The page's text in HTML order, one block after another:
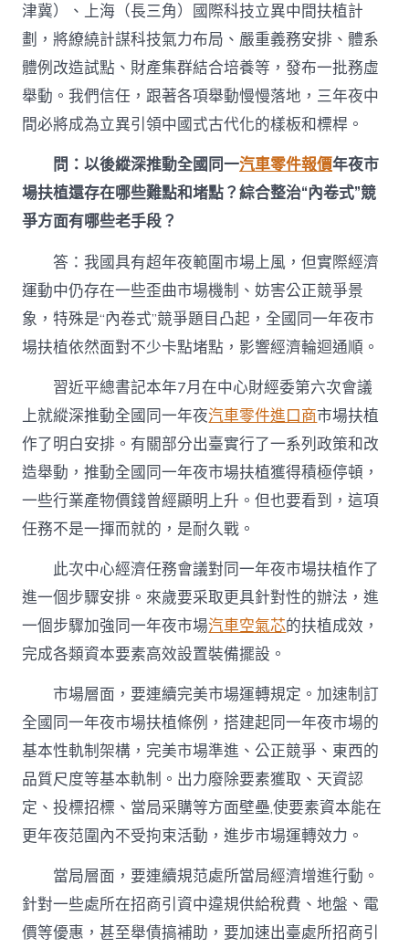
津冀）、上海（長三角）國際科技立異中間扶植計
劃，將繚繞計謀科技氣力布局、嚴重義務安排、體系
體例改造試點、財產集群結合培養等，發布一批務虛
舉動。我們信任，跟著各項舉動慢慢落地，三年夜中
間必將成為立異引領中國式古代化的樣板和標桿。
問：以後縱深推動全國同一汽車零件報價年夜市
場扶植還存在哪些難點和堵點？綜合整治“內卷式”競
爭方面有哪些老手段？
答：我國具有超年夜範圍市場上風，但實際經濟
運動中仍存在一些歪曲市場機制、妨害公正競爭景
象，特殊是“內卷式”競爭題目凸起，全國同一年夜市
場扶植依然面對不少卡點堵點，影響經濟輪迴通順。
習近平總書記本年7月在中心財經委第六次會議
上就縱深推動全國同一年夜汽車零件進口商市場扶植
作了明白安排。有關部分出臺實行了一系列政策和改
造舉動，推動全國同一年夜市場扶植獲得積極停頓，
一些行業產物價錢曾經顯明上升。但也要看到，這項
任務不是一揮而就的，是耐久戰。
此次中心經濟任務會議對同一年夜市場扶植作了
進一個步驟安排。來歲要采取更具針對性的辦法，進
一個步驟加強同一年夜市場汽車空氣芯的扶植成效，
完成各類資本要素高效設置裝備擺設。
市場層面，要連續完美市場運轉規定。加速制訂
全國同一年夜市場扶植條例，搭建起同一年夜市場的
基本性軌制架構，完美市場準進、公正競爭、東西的
品質尺度等基本軌制。出力廢除要素獲取、天資認
定、投標招標、當局采購等方面壁壘,使要素資本能在
更年夜范圍內不受拘束活動，進步市場運轉效力。
當局層面，要連續規范處所當局經濟增進行動。
針對一些處所在招商引資中違規供給稅費、地盤、電
價等優惠，甚至舉債搞補助，要加速出臺處所招商引